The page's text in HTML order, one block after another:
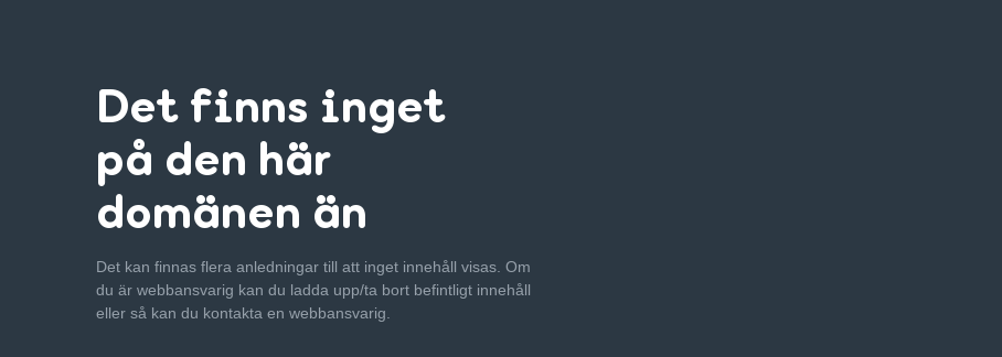
Det finns inget
på den här
domänen än
Det kan finnas flera anledningar till att inget innehåll visas. Om
du är webbansvarig kan du ladda upp/ta bort befintligt innehåll
eller så kan du kontakta en webbansvarig.